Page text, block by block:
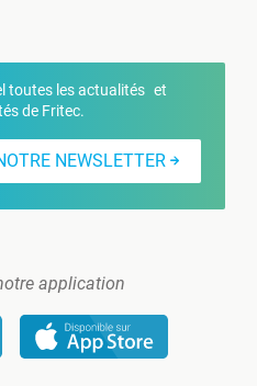
toutes les actualités et
de Fritec.
NEWSLETTER
application